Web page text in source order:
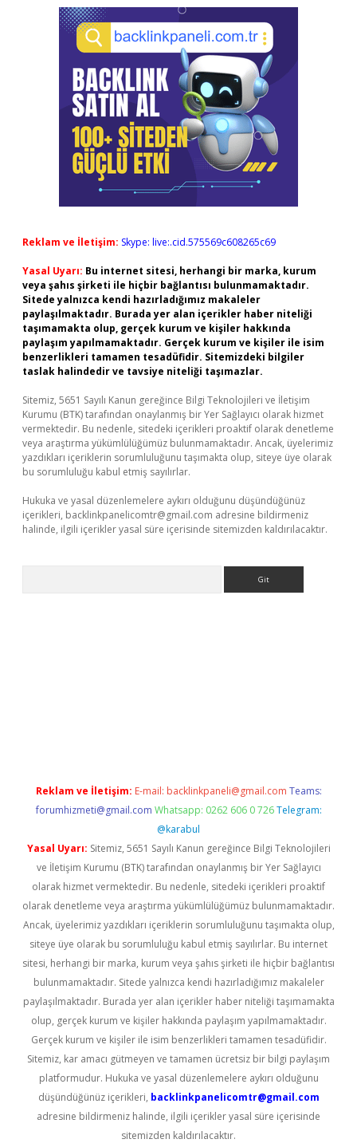
Reklam ve İletişim: Skype: live:.cid.575569c608265c69
Yasal Uyarı: Bu internet sitesi, herhangi bir marka, kurum
veya şahıs şirketi ile hiçbir bağlantısı bulunmamaktadır.
Sitede yalnızca kendi hazırladığımız makaleler
paylaşılmaktadır. Burada yer alan içerikler haber niteliği
taşımamakta olup, gerçek kurum ve kişiler hakkında
paylaşım yapılmamaktadır. Gerçek kurum ve kişiler ile isim
benzerlikleri tamamen tesadüfidir. Sitemizdeki bilgiler
taslak halindedir ve tavsiye niteliği taşımazlar.
Sitemiz, 5651 Sayılı Kanun gereğince Bilgi Teknolojileri ve İletişim
Kurumu (BTK) tarafından onaylanmış bir Yer Sağlayıcı olarak hizmet
vermektedir. Bu nedenle, sitedeki içerikleri proaktif olarak denetleme
veya araştırma yükümlülüğümüz bulunmamaktadır. Ancak, üyelerimiz
yazdıkları içeriklerin sorumluluğunu taşımakta olup, siteye üye olarak
bu sorumluluğu kabul etmiş sayılırlar.
Hukuka ve yasal düzenlemelere aykırı olduğunu düşündüğünüz
içerikleri, backlinkpanelicomtr@gmail.com adresine bildirmeniz
halinde, ilgili içerikler yasal süre içerisinde sitemizden kaldırılacaktır.
Reklam ve İletişim: E-mail: backlinkpaneli@gmail.com Teams:
forumhizmeti@gmail.com Whatsapp: 0262 606 0 726 Telegram:
@karabul
Yasal Uyarı: Sitemiz, 5651 Sayılı Kanun gereğince Bilgi Teknolojileri
ve İletişim Kurumu (BTK) tarafından onaylanmış bir Yer Sağlayıcı
olarak hizmet vermektedir. Bu nedenle, sitedeki içerikleri proaktif
olarak denetleme veya araştırma yükümlülüğümüz bulunmamaktadır.
Ancak, üyelerimiz yazdıkları içeriklerin sorumluluğunu taşımakta olup,
siteye üye olarak bu sorumluluğu kabul etmiş sayılırlar. Bu internet
sitesi, herhangi bir marka, kurum veya şahıs şirketi ile hiçbir bağlantısı
bulunmamaktadır. Sitede yalnızca kendi hazırladığımız makaleler
paylaşılmaktadır. Burada yer alan içerikler haber niteliği taşımamakta
olup, gerçek kurum ve kişiler hakkında paylaşım yapılmamaktadır.
Gerçek kurum ve kişiler ile isim benzerlikleri tamamen tesadüfidir.
Sitemiz, kar amacı gütmeyen ve tamamen ücretsiz bir bilgi paylaşım
platformudur. Hukuka ve yasal düzenlemelere aykırı olduğunu
düşündüğünüz içerikleri, backlinkpanelicomtr@gmail.com
adresine bildirmeniz halinde, ilgili içerikler yasal süre içerisinde
sitemizden kaldırılacaktır.